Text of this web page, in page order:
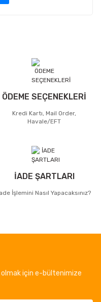
ÖDEME SEÇENEKLERİ
Kredi Kartı, Mail Order,
Havale/EFT
İADE ŞARTLARI
İşlemini Nasıl Yapacaksınız?
olmak için e-bültenimize